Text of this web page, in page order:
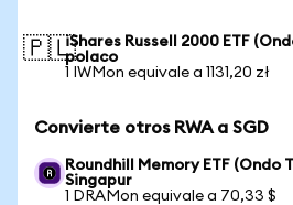
🇵🇱iShares Russell 2000 ETF
polaco
1 IWMon equivale a 1131,20 zł
Convierte otros RWA a SGD
Roundhill Memory ETF (Ondo
Singapur
1 DRAMon equivale a 70,33 $